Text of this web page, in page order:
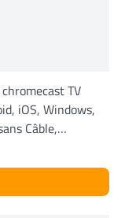
TV
iOS, Windows,
Câble,